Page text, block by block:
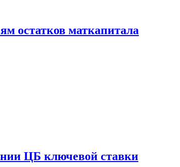
остатков маткапитала
ЦБ ключевой ставки